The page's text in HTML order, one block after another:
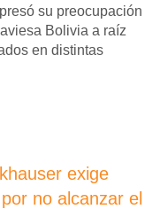
su preocupación
Bolivia a raíz
en distintas
exige
no alcanzar el